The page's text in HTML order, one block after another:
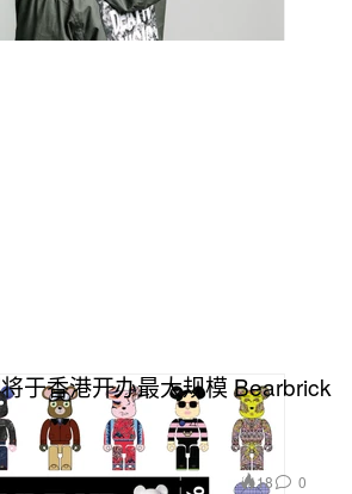
于香港开办最大规模 Bearbrick
18 0